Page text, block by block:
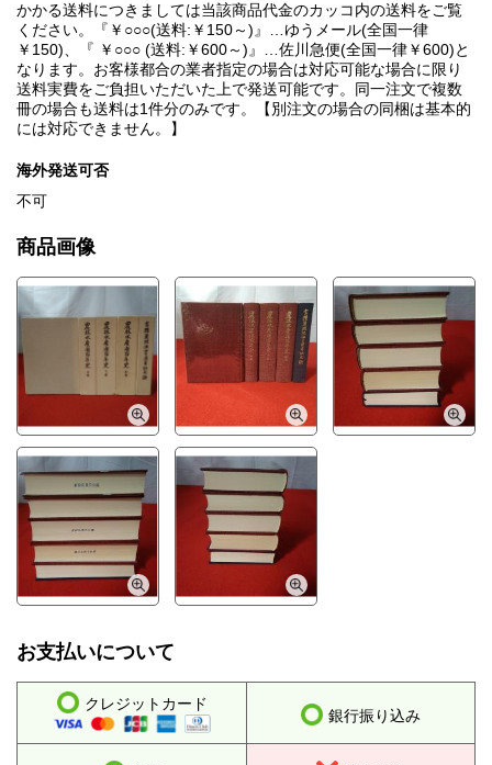
かかる送料につきましては当該商品代金のカッコ内の送料をご覧
ください。『￥○○○(送料:￥150～)』…ゆうメール(全国一律
￥150)、『 ￥○○○ (送料:￥600～)』…佐川急便(全国一律￥600)と
なります。お客様都合の業者指定の場合は対応可能な場合に限り
送料実費をご負担いただいた上で発送可能です。同一注文で複数
冊の場合も送料は1件分のみです。【別注文の場合の同梱は基本的
には対応できません。】
海外発送可否
不可
商品画像
お支払いについて
クレジットカード
銀行振り込み